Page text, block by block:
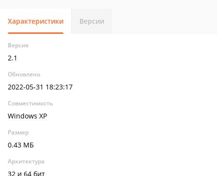
Характеристики Версии
Версия
2.1
Обновлено
2022-05-31 18:23:17
Совместимость
Windows XP
Размер
0.43 МБ
Архитектура
32 и 64 бит